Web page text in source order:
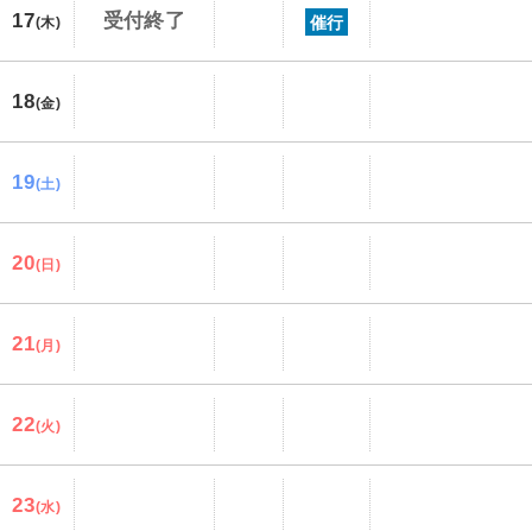
17(木) 受付終了 催行
18(金)
19(土)
20(日)
21(月)
22(火)
23(水)